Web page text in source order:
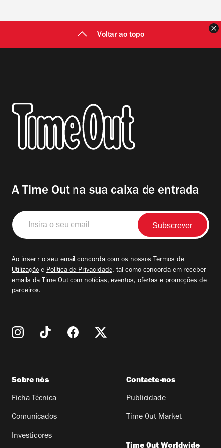
Voltar ao topo
A Time Out na sua caixa de entrada
Insira
o
seu
Ao inserir o seu email concorda com os nossos Termos de
Utilização e Política de Privacidade, tal como concorda em receber
emails da Time Out com notícias, eventos, ofertas e promoções de
parceiros.
Sobre nós
Ficha Técnica
Comunicados
Investidores
Contacte-nos
Publicidade
Time Out Market
Time Out Worldwide